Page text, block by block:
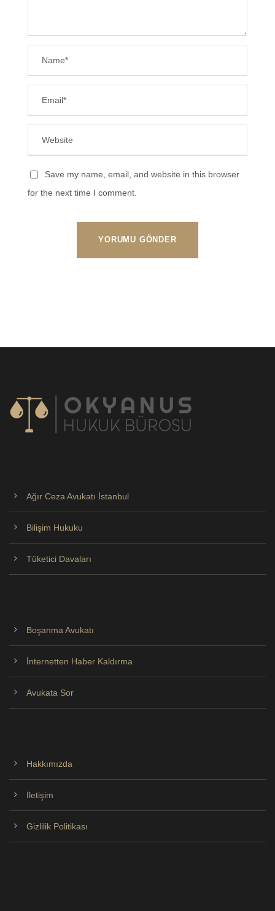
Save my name, email, and website in this browser
for the next time I comment.
Ağır Ceza Avukatı İstanbul
Bilişim Hukuku
Tüketici Davaları
Boşanma Avukatı
İnternetten Haber Kaldırma
Avukata Sor
Hakkımızda
İletişim
Gizlilik Politikası